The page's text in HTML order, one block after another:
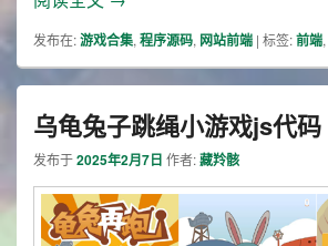
发布在:游戏合集, 程序源码, 网站前端 | 标签:前端,
乌龟兔子跳绳小游戏js代码
发布于2025年2月7日 作者:藏羚骸